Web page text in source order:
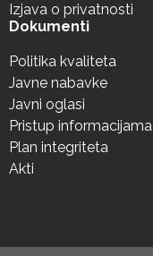
Izjava o privatnosti
Dokumenti
Politika kvaliteta
Javne nabavke
Javni oglasi
Pristup informacijama
Plan integriteta
Akti